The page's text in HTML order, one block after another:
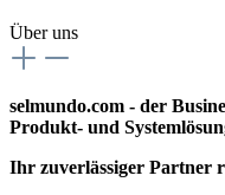
Über uns
selmundo.com - der
Produkt- und
Ihr zuverlässiger Partner